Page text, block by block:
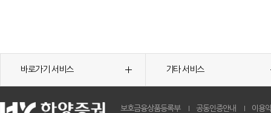
바로가기 서비스 기타 서비스
보호금융상품등록부 공동인증안내 이용